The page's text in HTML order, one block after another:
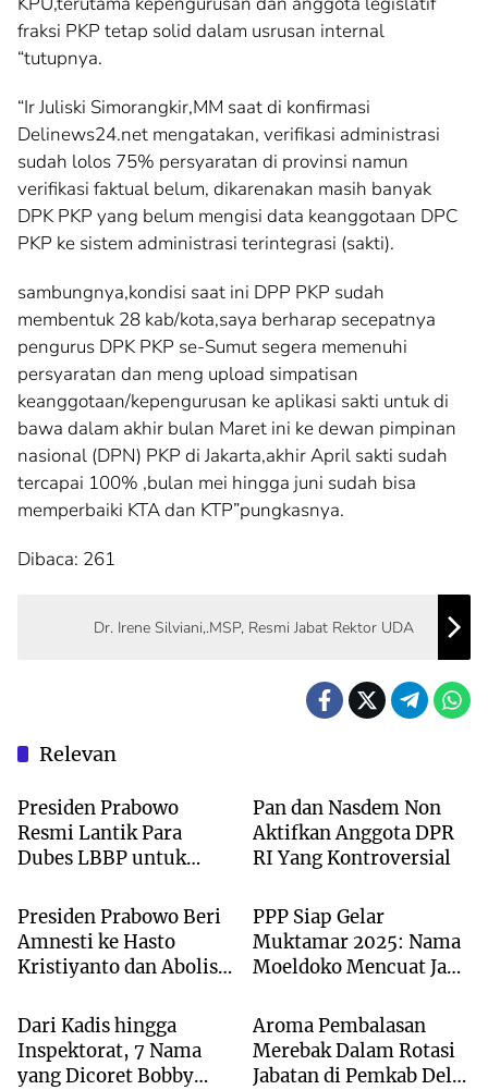
fraksi PKP tetap solid dalam usrusan internal
“tutupnya.
“Ir Juliski Simorangkir,MM saat di konfirmasi
Delinews24.net mengatakan, verifikasi administrasi
sudah lolos 75% persyaratan di provinsi namun
verifikasi faktual belum, dikarenakan masih banyak
DPK PKP yang belum mengisi data keanggotaan DPC
PKP ke sistem administrasi terintegrasi (sakti).
sambungnya,kondisi saat ini DPP PKP sudah
membentuk 28 kab/kota,saya berharap secepatnya
pengurus DPK PKP se-Sumut segera memenuhi
persyaratan dan meng upload simpatisan
keanggotaan/kepengurusan ke aplikasi sakti untuk di
bawa dalam akhir bulan Maret ini ke dewan pimpinan
nasional (DPN) PKP di Jakarta,akhir April sakti sudah
tercapai 100% ,bulan mei hingga juni sudah bisa
memperbaiki KTA dan KTP”pungkasnya.
Dibaca: 261
Dr. Irene Silviani,.MSP, Resmi Jabat Rektor UDA
Relevan
NASIONAL
Presiden Prabowo
Resmi Lantik Para
Dubes LBBP untuk
Pan dan Nasdem Non
Aktifkan Anggota DPR
RI Yang Kontroversial
Presiden Prabowo Beri
Amnesti ke Hasto
Kristiyanto dan Abolisi
NASIONAL
PPP Siap Gelar
Muktamar 2025: Nama
Moeldoko Mencuat Jadi
Kota Medan
Dari Kadis hingga
Inspektorat, 7 Nama
yang Dicoret Bobby
Aroma Pembalasan
Merebak Dalam Rotasi
Jabatan di Pemkab Deli